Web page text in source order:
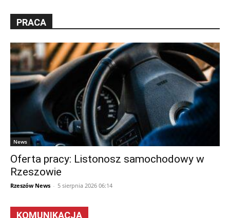
PRACA
News
Oferta pracy: Listonosz samochodowy w
Rzeszowie
Rzeszów News - 5 sierpnia 2026 06:14
KOMUNIKACJA